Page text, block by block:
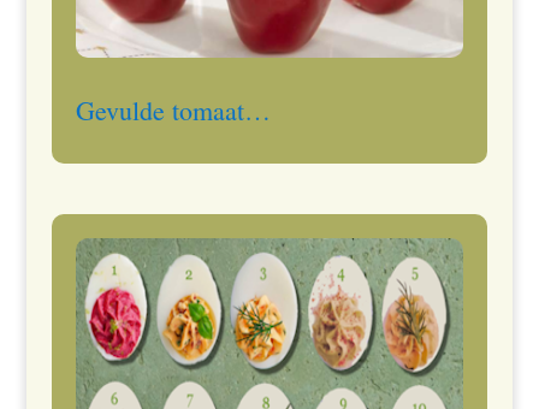
Gevulde tomaat…